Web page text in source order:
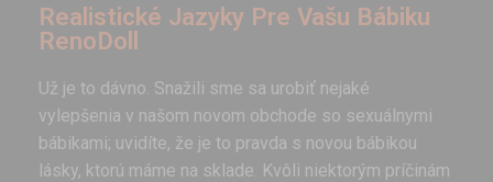
Realistické Jazyky Pre Vašu Bábiku
RenoDoll
Už je to dávno. Snažili sme sa urobiť nejaké
vylepšenia v našom novom obchode so sexuálnymi
bábikami; uvidíte, že je to pravda s novou bábikou
lásky, ktorú máme na sklade. Kvôli niektorým príčinám